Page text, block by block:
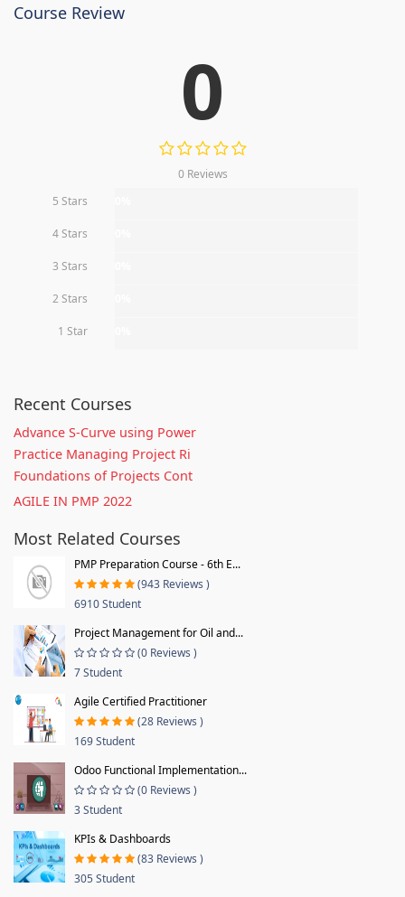
Course Review
0
0 Reviews
5 Stars
4 Stars
3 Stars
2 Stars
1 Star
Recent Courses
Advance S-Curve using Power
Practice Managing Project Ri
Foundations of Projects Cont
AGILE IN PMP 2022
Most Related Courses
PMP Preparation Course - 6th E...
(943 Reviews )
6910 Student
Project Management for Oil and...
(0 Reviews )
7 Student
Agile Certified Practitioner
(28 Reviews )
169 Student
Odoo Functional Implementation...
(0 Reviews )
3 Student
KPIs & Dashboards
(83 Reviews )
305 Student